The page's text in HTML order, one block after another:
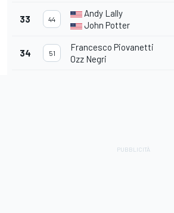
33 44
Andy Lally
John Potter
34 51
Francesco Piovanetti
Ozz Negri